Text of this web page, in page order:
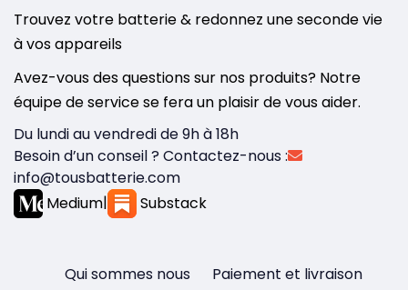
Trouvez votre batterie & redonnez une seconde vie
à vos appareils
Avez-vous des questions sur nos produits? Notre
équipe de service se fera un plaisir de vous aider.
Du lundi au vendredi de 9h à 18h
Besoin d’un conseil ? Contactez-nous :
info@tousbatterie.com
Medium| Substack
Qui sommes nous
Paiement et livraison